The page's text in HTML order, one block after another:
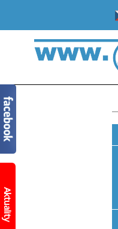
místo
v
garáži?
Opravdu
Aktuality